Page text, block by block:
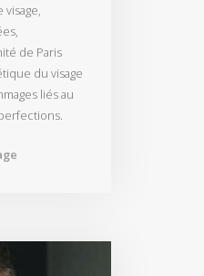
de Paris
du visage
liés au